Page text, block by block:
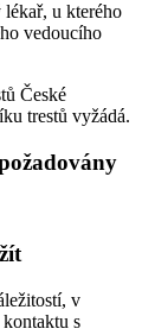
u kterého
vedoucího
České
trestů vyžádá.
v
s